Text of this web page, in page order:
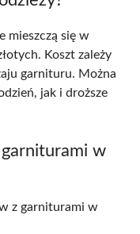
mieszczą się w
Koszt zależy
garnituru. Można
jak i droższe
w
z garniturami w